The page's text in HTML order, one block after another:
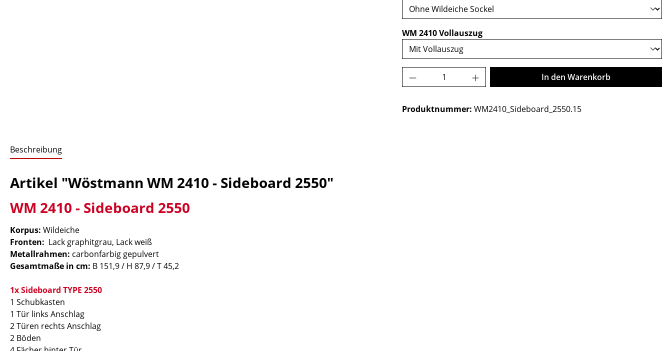
WM 2410 Vollauszugauswählen
Produkt Anzahl: Gib den gewünschten Wert
In den Warenkorb
Produktnummer: WM2410_Sideboard_2550.15
Beschreibung
Artikel "Wöstmann WM 2410 - Sideboard 2550"
WM 2410 - Sideboard 2550
Korpus: Wildeiche
Fronten: Lack graphitgrau, Lack weiß
Metallrahmen: carbonfarbig gepulvert
Gesamtmaße in cm: B 151,9 / H 87,9 / T 45,2
1x Sideboard TYPE 2550
1 Schubkasten
1 Tür links Anschlag
2 Türen rechts Anschlag
2 Böden